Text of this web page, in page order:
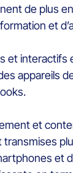
de plus
et
et interactifs
appareils
et
et